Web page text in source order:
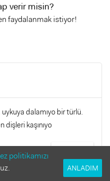
verir misin?
faydalanmak istiyor!
dalamıyo bir türlü.
dişleri kaşınıyo
politikamızı
ANLADIM